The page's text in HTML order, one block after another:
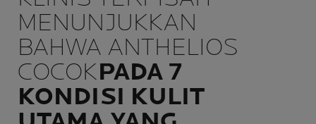
MENUNJUKKAN
BAHWA ANTHELIOS
COCOKPADA 7
KONDISI KULIT